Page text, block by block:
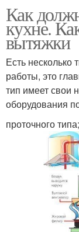
Как
кухне.
вытяжки
Есть несколько
работы, это
тип имеет свои
оборудования
проточного